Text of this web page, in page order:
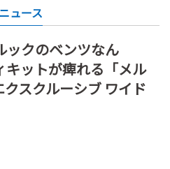
ュース
ックのベンツなん
キットが痺れる「メル
クスクルーシブ ワイド